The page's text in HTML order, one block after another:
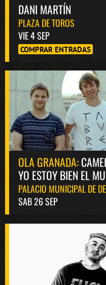
DANI MARTÍN
PLAZA DE TOROS
VIE 4 SEP
COMPRAR ENTRADAS
OLA GRANADA:
YO ESTOY BIEN EL
PALACIO MUNICIPAL DE
SAB 26 SEP